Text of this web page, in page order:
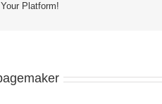
Platform!